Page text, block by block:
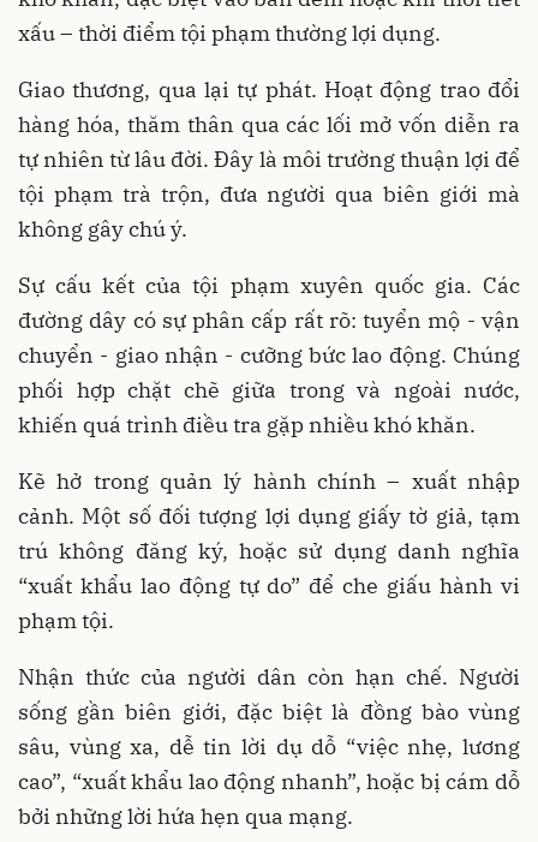
xấu – thời điểm tội phạm thường lợi dụng.
Giao thương, qua lại tự phát. Hoạt động trao đổi
hàng hóa, thăm thân qua các lối mở vốn diễn ra
tự nhiên từ lâu đời. Đây là môi trường thuận lợi để
tội phạm trà trộn, đưa người qua biên giới mà
không gây chú ý.
Sự cấu kết của tội phạm xuyên quốc gia. Các
đường dây có sự phân cấp rất rõ: tuyển mộ - vận
chuyển - giao nhận - cưỡng bức lao động. Chúng
phối hợp chặt chẽ giữa trong và ngoài nước,
khiến quá trình điều tra gặp nhiều khó khăn.
Kẽ hở trong quản lý hành chính – xuất nhập
cảnh. Một số đối tượng lợi dụng giấy tờ giả, tạm
trú không đăng ký, hoặc sử dụng danh nghĩa
“xuất khẩu lao động tự do” để che giấu hành vi
phạm tội.
Nhận thức của người dân còn hạn chế. Người
sống gần biên giới, đặc biệt là đồng bào vùng
sâu, vùng xa, dễ tin lời dụ dỗ “việc nhẹ, lương
cao”, “xuất khẩu lao động nhanh”, hoặc bị cám dỗ
bởi những lời hứa hẹn qua mạng.